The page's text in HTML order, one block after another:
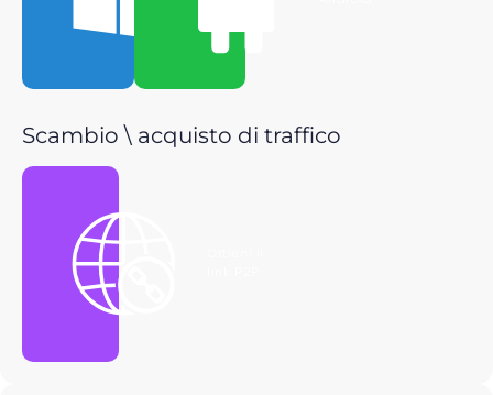
Scambio \ acquisto di traffico